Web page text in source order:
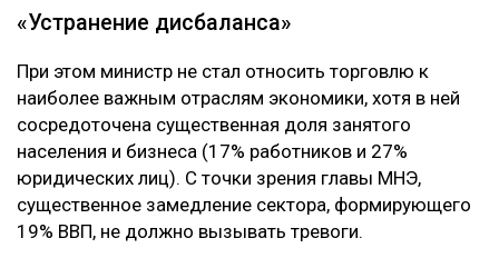
«Устранение дисбаланса»
При этом министр не стал относить торговлю к
наиболее важным отраслям экономики, хотя в ней
сосредоточена существенная доля занятого
населения и бизнеса (17% работников и 27%
юридических лиц). С точки зрения главы МНЭ,
существенное замедление сектора, формирующего
19% ВВП, не должно вызывать тревоги.